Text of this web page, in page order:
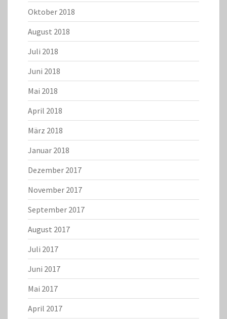
Oktober 2018
August 2018
Juli 2018
Juni 2018
Mai 2018
April 2018
März 2018
Januar 2018
Dezember 2017
November 2017
September 2017
August 2017
Juli 2017
Juni 2017
Mai 2017
April 2017